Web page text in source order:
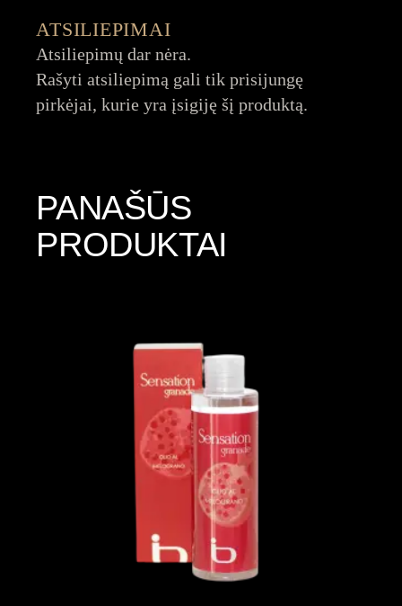
ATSILIEPIMAI
Atsiliepimų dar nėra.
Rašyti atsiliepimą gali tik prisijungę
pirkėjai, kurie yra įsigiję šį produktą.
PANAŠŪS
PRODUKTAI